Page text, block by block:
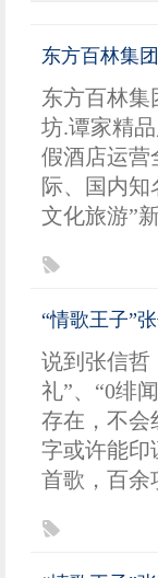
东方百林集
东方百林集
坊.谭家精
假酒店运营
际、国内
文化旅游”
“情歌王子”
说到张信哲
礼”、“0绯
存在，不会
字或许能印
首歌，百余